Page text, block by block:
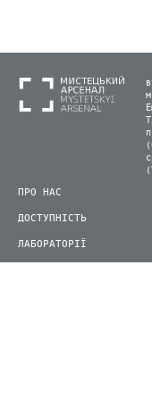
ПРО НАС
ДОСТУПНІСТЬ
ЛАБОРАТОРІЇ